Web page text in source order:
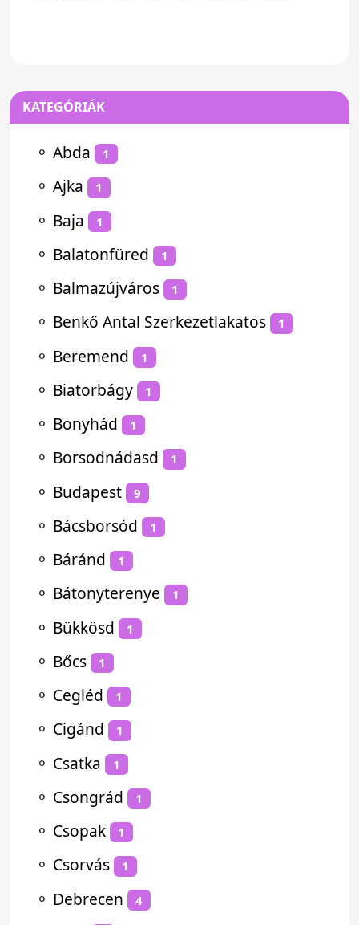
KATEGÓRIÁK
⚬ Abda 1
⚬ Ajka 1
⚬ Baja 1
⚬ Balatonfüred 1
⚬ Balmazújváros 1
⚬ Benkő Antal Szerkezetlakatos 1
⚬ Beremend 1
⚬ Biatorbágy 1
⚬ Bonyhád 1
⚬ Borsodnádasd 1
⚬ Budapest 9
⚬ Bácsborsód 1
⚬ Báránd 1
⚬ Bátonyterenye 1
⚬ Bükkösd 1
⚬ Bőcs 1
⚬ Cegléd 1
⚬ Cigánd 1
⚬ Csatka 1
⚬ Csongrád 1
⚬ Csopak 1
⚬ Csorvás 1
⚬ Debrecen 4